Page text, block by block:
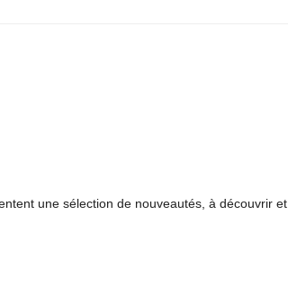
une sélection de nouveautés, à découvrir et